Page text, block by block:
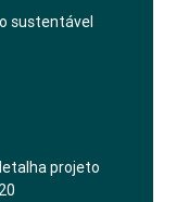
sustentável
projeto